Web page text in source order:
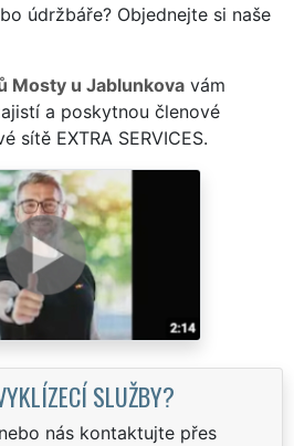
údržbáře? Objednejte si naše
Mosty u Jablunkova vám
a poskytnou členové
sítě EXTRA SERVICES.
SLUŽBY?
nás kontaktujte přes